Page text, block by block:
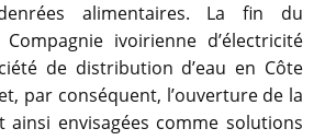
alimentaires. La fin du
ivoirienne d’électricité
de distribution d’eau en Côte
et, par conséquent, l’ouverture de la
ainsi envisagées comme solutions